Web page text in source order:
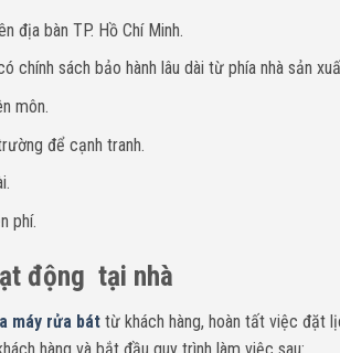
địa bàn TP. Hồ Chí Minh.
chính sách bảo hành lâu dài từ phía nhà sản
môn.
để cạnh tranh.
phí.
động tại nhà
máy rửa bát từ khách hàng, hoàn tất việc đặt